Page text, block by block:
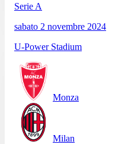
Serie A
sabato 2 novembre 2024
U-Power Stadium
Monza
Milan